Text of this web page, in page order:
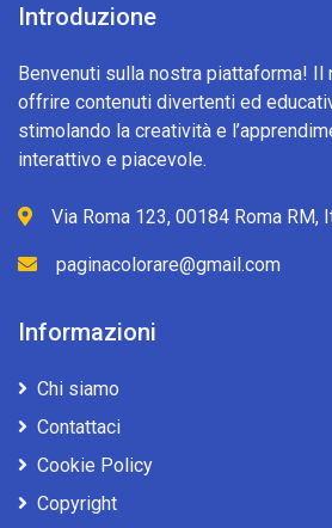
Introduzione
Benvenuti sulla nostra piattaforma!
offrire contenuti divertenti ed
stimolando la creatività e
interattivo e piacevole.
Via Roma 123, 00184 Roma RM,
paginacolorare@gmail.com
Informazioni
Chi siamo
Contattaci
Cookie Policy
Copyright